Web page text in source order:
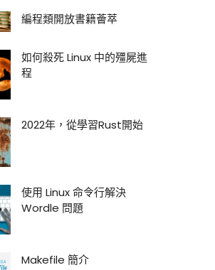
編程類開放書籍薈萃
如何殺死 Linux 中的殭屍進
程
2022年，從學習Rust開始
使用 Linux 命令行解決
Wordle 問題
Makefile 簡介